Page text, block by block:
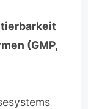
(GMP,